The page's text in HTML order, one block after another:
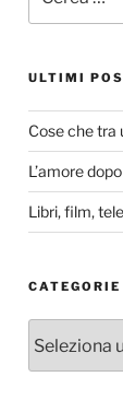
ULTIMI
Cose che tra
L’amore
Libri, film,
CATEGORIE